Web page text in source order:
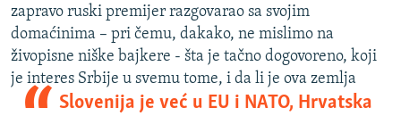
NASTANAK I RASPAD JUGOSLAVIJE
zapravo ruski premijer razgovarao sa svojim
domaćinima – pri čemu, dakako, ne mislimo na
živopisne niške bajkere - šta je tačno dogovoreno, koji
je interes Srbije u svemu tome, i da li je ova zemlja
Slovenija je već u EU i NATO, Hrvatska